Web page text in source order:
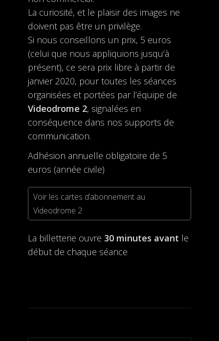
La curiosité, et le plaisir des images ne
doivent pas être un privilège.
Si nous conseillons un prix, 5 euros
(celui que nous appliquions jusqu’à
présent), ce sera prix libre à partir de
janvier 2020, pour toutes les séances
organisées et portées par l’équipe de
Videodrome 2, signalées en
conséquence dans nos supports de
communication.
Adhésion annuelle obligatoire de 5
euros (année civile)
Voir les cartes d’abonnement au
Videodrome 2
La billetterie ouvre 30 minutes avant le
début de chaque séance